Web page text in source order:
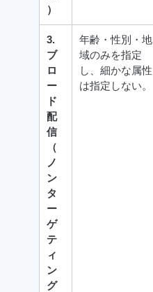
）
3.
ブ
ロ
ー
ド
配
信
（
ノ
ン
タ
ー
ゲ
テ
ィ
ン
グ
年齢・性別・地
域のみを指定
し、細かな属性
は指定しない。